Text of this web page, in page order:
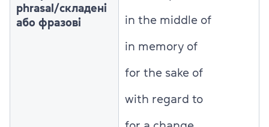
phrasal/складені
або фразові
in the middle of
in memory of
for the sake of
with regard to